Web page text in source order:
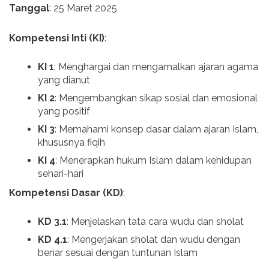
Tanggal: 25 Maret 2025
Kompetensi Inti (KI):
KI 1: Menghargai dan mengamalkan ajaran agama
yang dianut
KI 2: Mengembangkan sikap sosial dan emosional
yang positif
KI 3: Memahami konsep dasar dalam ajaran Islam,
khususnya fiqih
KI 4: Menerapkan hukum Islam dalam kehidupan
sehari-hari
Kompetensi Dasar (KD):
KD 3.1: Menjelaskan tata cara wudu dan sholat
KD 4.1: Mengerjakan sholat dan wudu dengan
benar sesuai dengan tuntunan Islam